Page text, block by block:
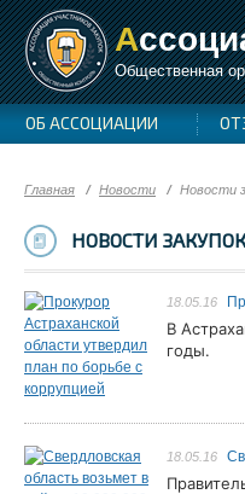
А
Общественная
ОБ АССОЦИАЦИИ
Главная Новости Новости
НОВОСТИ ЗАКУПОК
18.05.16
В
годы.
18.05.16